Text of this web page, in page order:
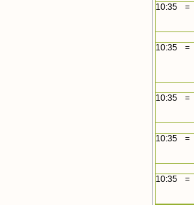
10:35
=
10:35
=
10:35
=
10:35
=
10:35
=